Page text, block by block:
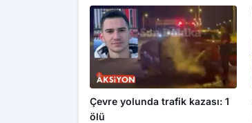
Çevre yolunda trafik kazası: 1
ölü